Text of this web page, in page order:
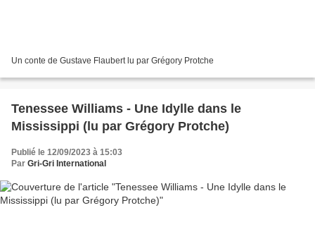
Un conte de Gustave Flaubert lu par Grégory Protche
Tenessee Williams - Une Idylle dans le
Mississippi (lu par Grégory Protche)
Publié le 12/09/2023 à 15:03
Par Gri-Gri International